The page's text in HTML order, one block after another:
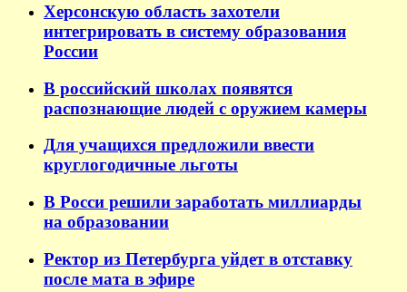
Херсонскую область захотели
интегрировать в систему образования
России
В российский школах появятся
распознающие людей с оружием камеры
Для учащихся предложили ввести
круглогодичные льготы
В Росси решили заработать миллиарды
на образовании
Ректор из Петербурга уйдет в отставку
после мата в эфире